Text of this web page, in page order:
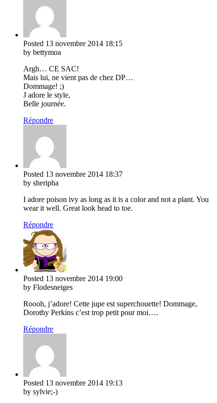
Posted 13 novembre 2014 18:15
by bettymoa
Argh… CE SAC!
Mais lui, ne vient pas de chez DP…
Dommage! ;)
J adore le style,
Belle journée.
Répondre
Posted 13 novembre 2014 18:37
by sheripha
I adore poison ivy as long as it is a color and not a plant. You
wear it well. Great look head to toe.
Répondre
Posted 13 novembre 2014 19:00
by Flodesneiges
Roooh, j’adore! Cette jupe est superchouette! Dommage,
Dorothy Perkins c’est trop petit pour moi….
Répondre
Posted 13 novembre 2014 19:13
by sylvie;-)